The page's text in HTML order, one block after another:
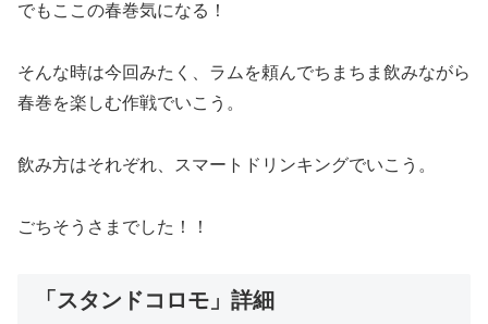
でもここの春巻気になる！
そんな時は今回みたく、ラムを頼んでちまちま飲みながら
春巻を楽しむ作戦でいこう。
飲み方はそれぞれ、スマートドリンキングでいこう。
ごちそうさまでした！！
「スタンドコロモ」詳細